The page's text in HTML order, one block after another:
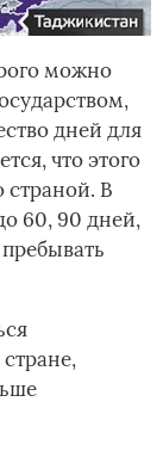
можно
дней для
что этого
страной. В
60, 90 дней,